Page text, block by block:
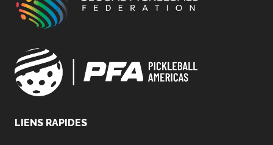
LIENS RAPIDES